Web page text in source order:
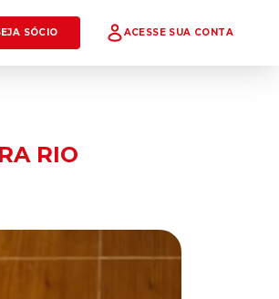
SÓCIO ACESSE SUA CONTA
RIO